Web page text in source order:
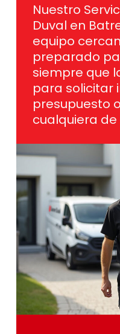
Nuestro
Duval en
equipo
preparado
siempre que
para solicitar
presupuesto
cualquiera de